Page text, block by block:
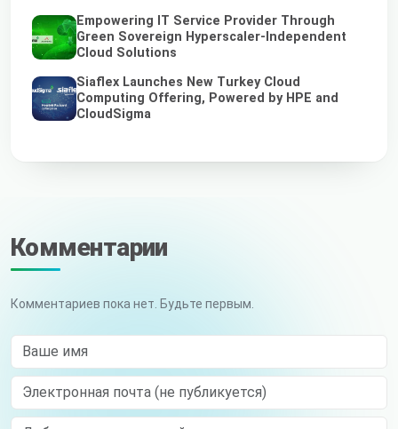
Empowering IT Service Provider Through
Green Sovereign Hyperscaler-Independent
Cloud Solutions
Siaflex Launches New Turkey Cloud
Computing Offering, Powered by HPE and
CloudSigma
Комментарии
Комментариев пока нет. Будьте первым.
Ваше имя
Электронная почта (не публикуется)
Comment